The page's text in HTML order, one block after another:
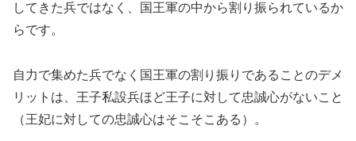
してきた兵ではなく、国王軍の中から割り振られているか
らです。
自力で集めた兵でなく国王軍の割り振りであることのデメ
リットは、王子私設兵ほど王子に対して忠誠心がないこと
（王妃に対しての忠誠心はそこそこある）。